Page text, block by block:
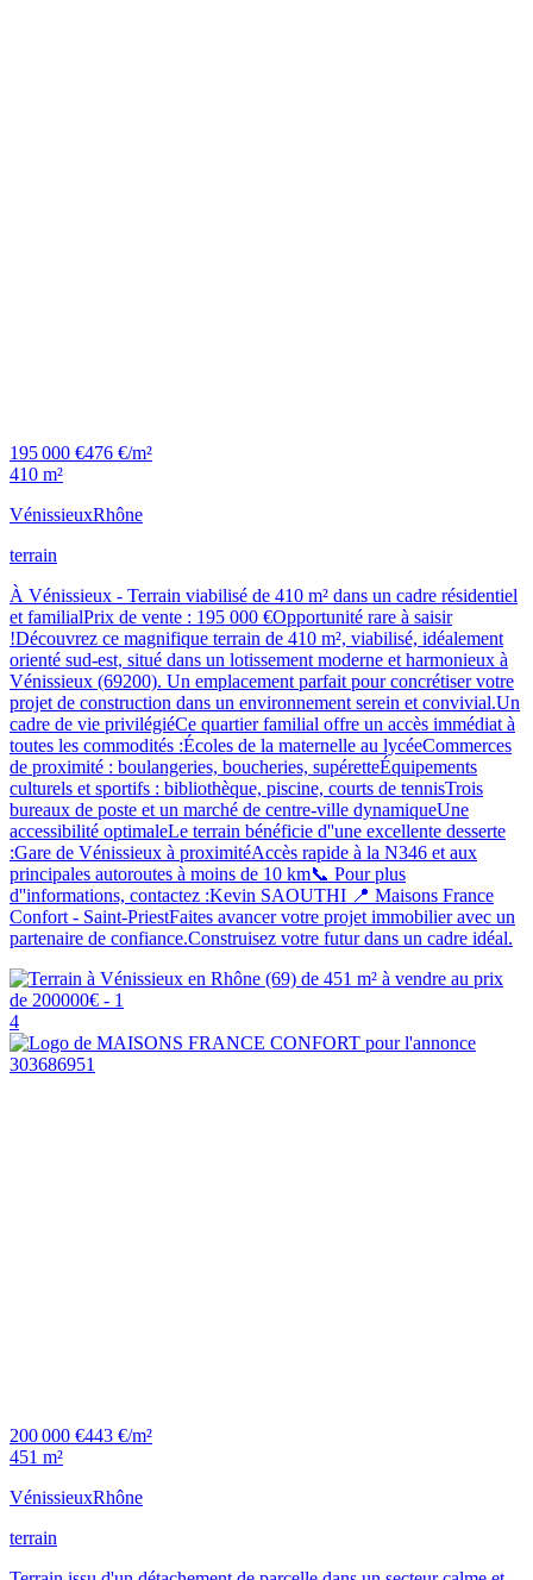
195 000 €476 €/m²
410 m²
VénissieuxRhône
terrain
À Vénissieux - Terrain viabilisé de 410 m² dans un cadre résidentiel
et familialPrix de vente : 195 000 €Opportunité rare à saisir
!Découvrez ce magnifique terrain de 410 m², viabilisé, idéalement
orienté sud-est, situé dans un lotissement moderne et harmonieux à
Vénissieux (69200). Un emplacement parfait pour concrétiser votre
projet de construction dans un environnement serein et convivial.Un
cadre de vie privilégiéCe quartier familial offre un accès immédiat à
toutes les commodités :Écoles de la maternelle au lycéeCommerces
de proximité : boulangeries, boucheries, supéretteÉquipements
culturels et sportifs : bibliothèque, piscine, courts de tennisTrois
bureaux de poste et un marché de centre-ville dynamiqueUne
accessibilité optimaleLe terrain bénéficie d''une excellente desserte
:Gare de Vénissieux à proximitéAccès rapide à la N346 et aux
principales autoroutes à moins de 10 km📞 Pour plus
d''informations, contactez :Kevin SAOUTHI 📍 Maisons France
Confort - Saint-PriestFaites avancer votre projet immobilier avec un
partenaire de confiance.Construisez votre futur dans un cadre idéal.
4
200 000 €443 €/m²
451 m²
VénissieuxRhône
terrain